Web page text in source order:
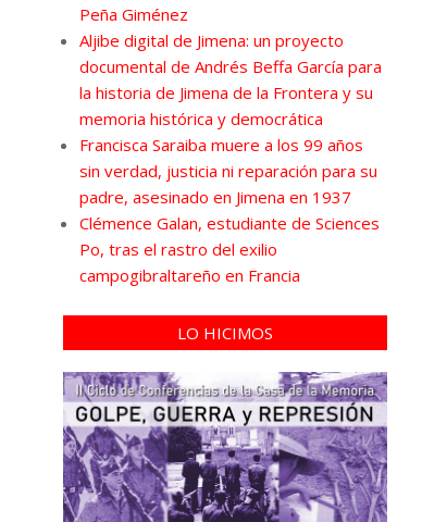
Peña Giménez
Aljibe digital de Jimena: un proyecto
documental de Andrés Beffa García para
la historia de Jimena de la Frontera y su
memoria histórica y democrática
Francisca Saraiba muere a los 99 años
sin verdad, justicia ni reparación para su
padre, asesinado en Jimena en 1937
Clémence Galan, estudiante de Sciences
Po, tras el rastro del exilio
campogibraltareño en Francia
LO HICIMOS